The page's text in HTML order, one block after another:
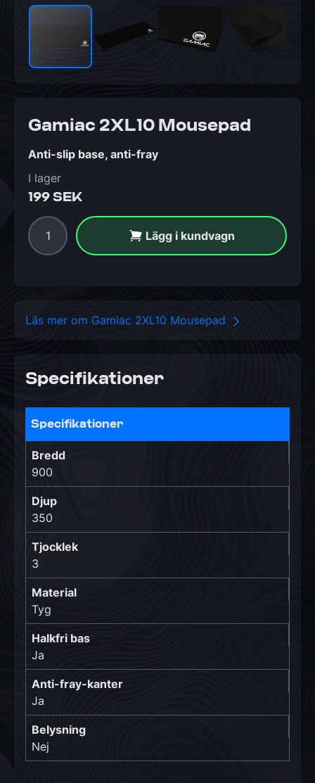
Gamiac 2XL10 Mousepad
Anti-slip base, anti-fray
I lager
199 SEK
Lägg i kundvagn
Läs mer om Gamiac 2XL10 Mousepad
Specifikationer
Specifikationer
Bredd
900
Djup
350
Tjocklek
3
Material
Tyg
Halkfri bas
Ja
Anti-fray-kanter
Ja
Belysning
Nej